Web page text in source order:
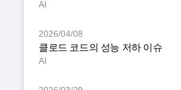
AI
2026/04/08
클로드 코드의 성능 저하 이슈
AI